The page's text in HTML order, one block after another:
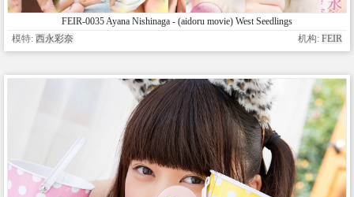
FEIR-0035 Ayana Nishinaga - (aidoru movie) West Seedlings
模特: 西永彩奈 机构: FEIR